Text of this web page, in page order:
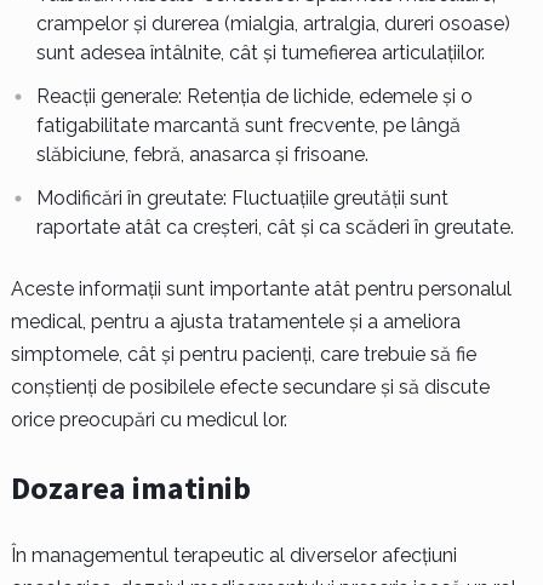
crampelor și durerea (mialgia, artralgia, dureri osoase)
sunt adesea întâlnite, cât și tumefierea articulațiilor.
Reacții generale: Retenția de lichide, edemele și o
fatigabilitate marcantă sunt frecvente, pe lângă
slăbiciune, febră, anasarca și frisoane.
Modificări în greutate: Fluctuațiile greutății sunt
raportate atât ca creșteri, cât și ca scăderi în greutate.
Aceste informații sunt importante atât pentru personalul
medical, pentru a ajusta tratamentele și a ameliora
simptomele, cât și pentru pacienți, care trebuie să fie
conștienți de posibilele efecte secundare și să discute
orice preocupări cu medicul lor.
Dozarea imatinib
În managementul terapeutic al diverselor afecțiuni